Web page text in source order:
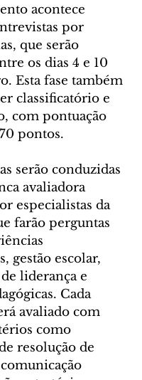
acontece
por
que serão
os dias 4 e 10
Esta fase também
classificatório e
com pontuação
pontos.
serão conduzidas
avaliadora
especialistas da
farão perguntas
gestão escolar,
liderança e
Cada
avaliado com
como
resolução de